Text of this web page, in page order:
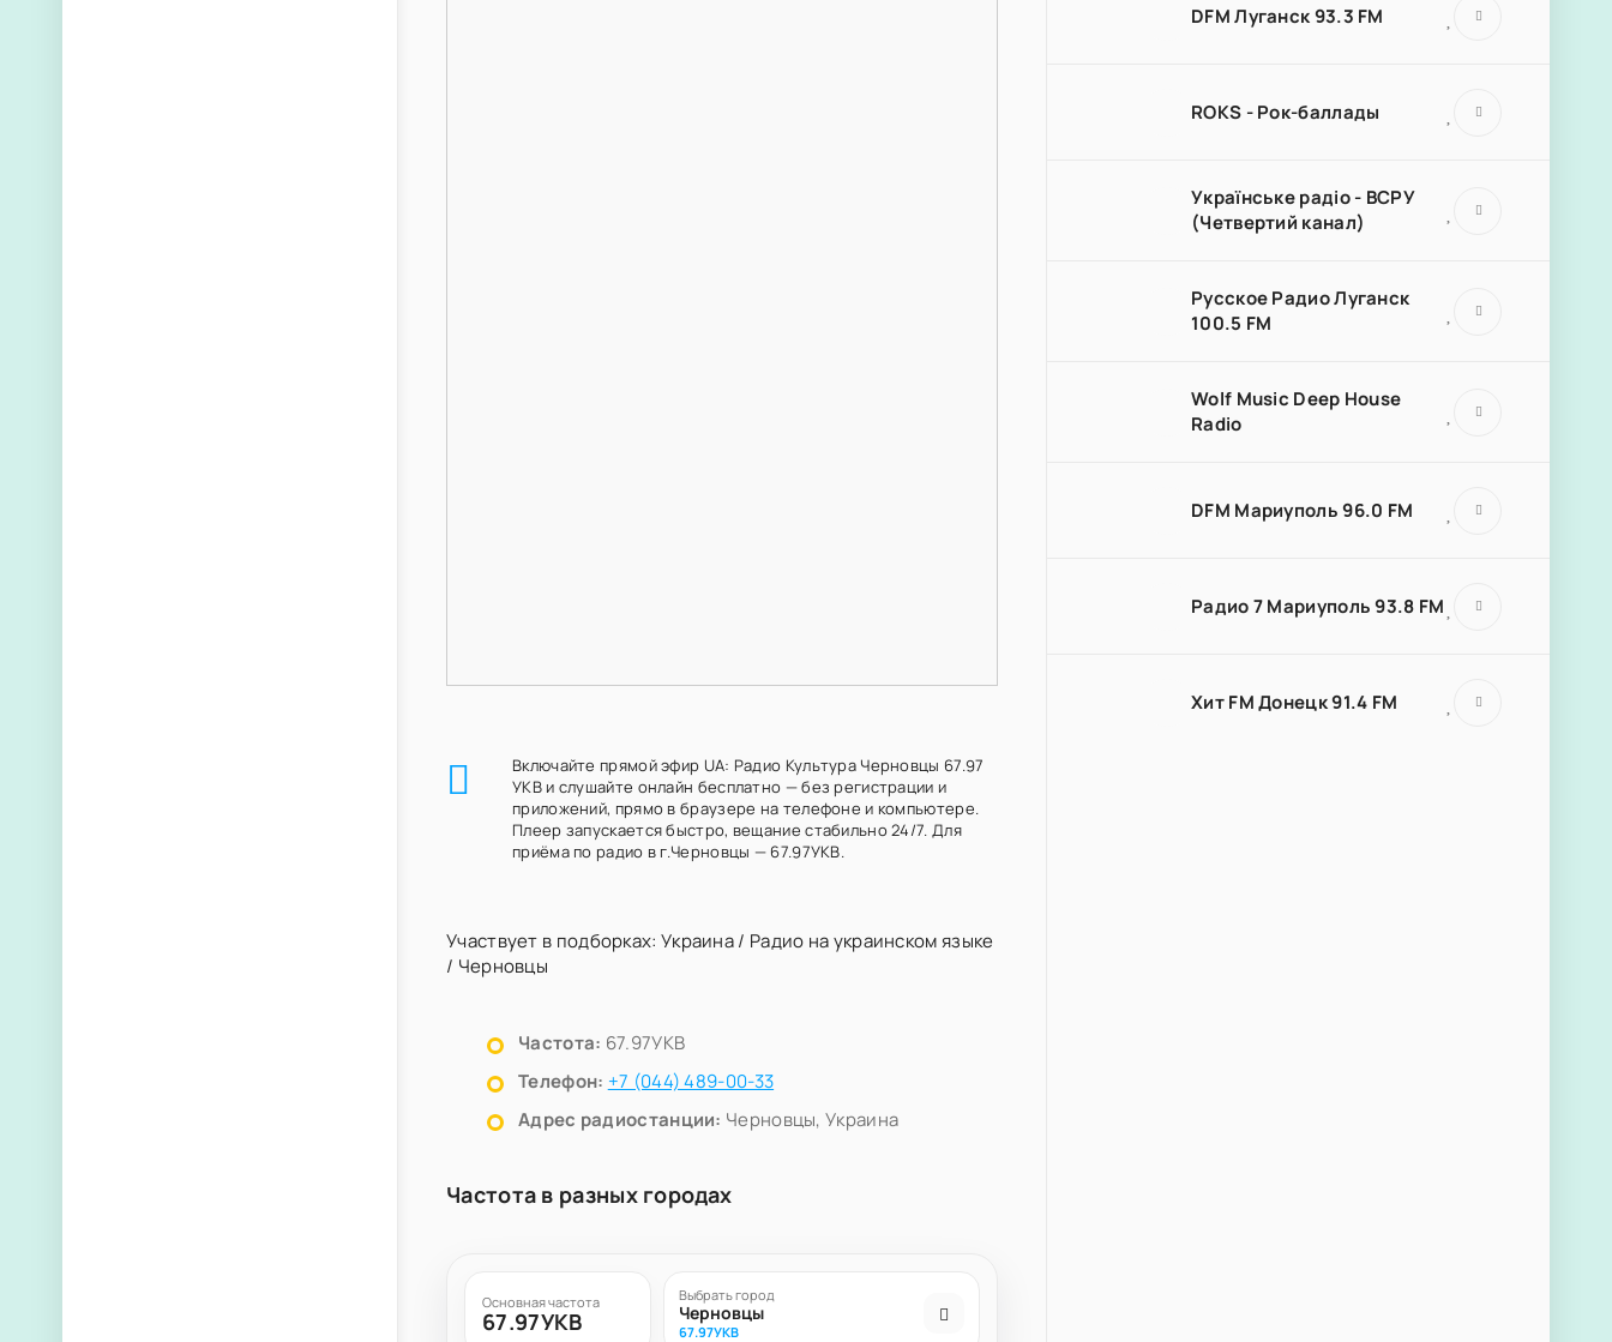
Включайте прямой эфир UA: Радио Культура Черновцы 67.97
УКВ и слушайте онлайн бесплатно — без регистрации и
приложений, прямо в браузере на телефоне и компьютере.
Плеер запускается быстро, вещание стабильно 24/7. Для
приёма по радио в г.Черновцы — 67.97УКВ.
Участвует в подборках: Украина/ Радио на украинском языке
/ Черновцы
Частота: 67.97УКВ
Телефон: +7 (044) 489-00-33
Адрес радиостанции: Черновцы, Украина
Частота в разных городах
Основная частота
67.97УКВ
Выбрать город
Черновцы
67.97УКВ
DFM Луганск 93.3 FM
ROKS - Рок-баллады
Українське радіо - ВСРУ
(Четвертий канал)
Русское Радио Луганск
100.5 FM
Wolf Music Deep House
Radio
DFM Мариуполь 96.0 FM
Радио 7 Мариуполь 93.8 FM
Хит FM Донецк 91.4 FM